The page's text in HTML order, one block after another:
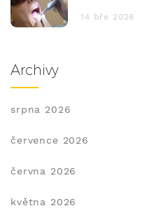
14 bře 2026
Archivy
srpna 2026
července 2026
června 2026
května 2026